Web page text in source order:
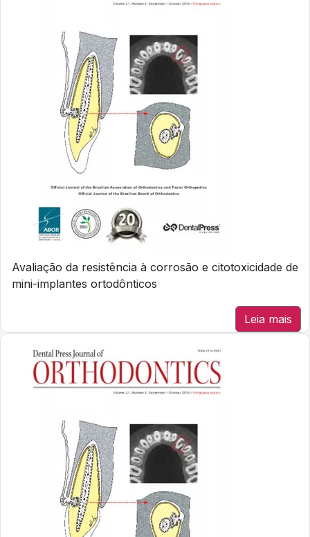
Avaliação da resistência à corrosão e citotoxicidade de
mini-implantes ortodônticos
Leia mais